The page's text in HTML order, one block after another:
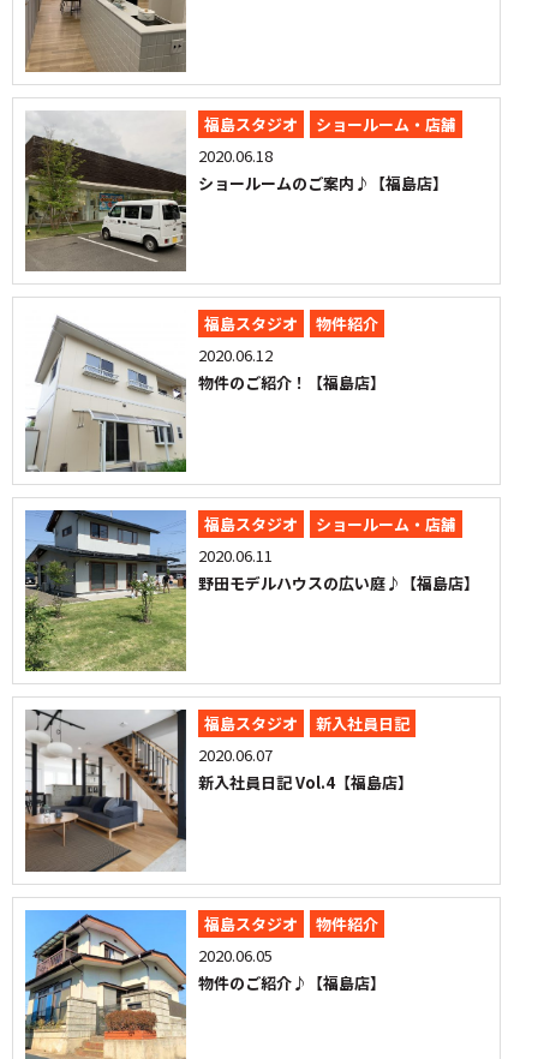
福島スタジオ
ショールーム・店舗
2020.06.18
ショールームのご案内♪【福島店】
福島スタジオ
物件紹介
2020.06.12
物件のご紹介！【福島店】
福島スタジオ
ショールーム・店舗
2020.06.11
野田モデルハウスの広い庭♪【福島店】
福島スタジオ
新入社員日記
2020.06.07
新入社員日記 Vol.4【福島店】
福島スタジオ
物件紹介
2020.06.05
物件のご紹介♪【福島店】